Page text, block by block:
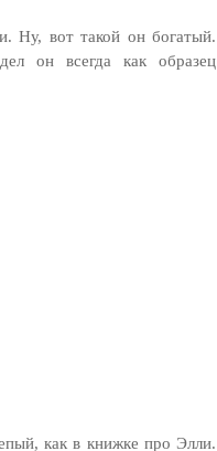
Ну, вот такой он богатый.
он всегда как образец
как в книжке про Элли.